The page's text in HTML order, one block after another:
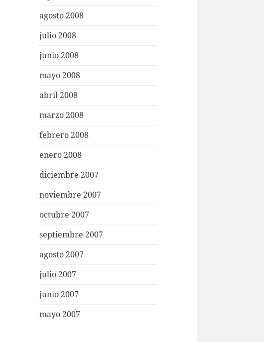
agosto 2008
julio 2008
junio 2008
mayo 2008
abril 2008
marzo 2008
febrero 2008
enero 2008
diciembre 2007
noviembre 2007
octubre 2007
septiembre 2007
agosto 2007
julio 2007
junio 2007
mayo 2007